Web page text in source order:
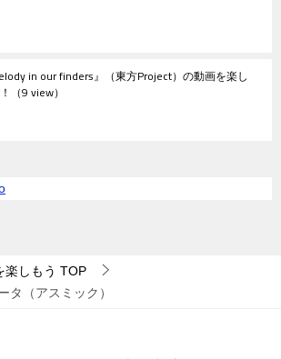
in our finders』（東方Project）の動画を楽し
（9 view）
楽しもう TOP
タ（アスミック）